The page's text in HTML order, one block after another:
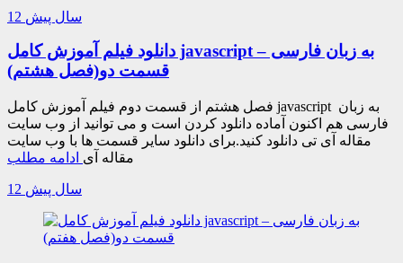
12 سال پیش
دانلود فیلم آموزش کامل javascript به زبان فارسی –
قسمت دو(فصل هشتم)
فصل هشتم از قسمت دوم فیلم آموزش کامل javascript به زبان
فارسی هم اکنون آماده دانلود کردن است و می توانید از وب سایت
مقاله آی تی دانلود کنید.برای دانلود سایر قسمت ها با وب سایت
مقاله آی ادامه مطلب
12 سال پیش